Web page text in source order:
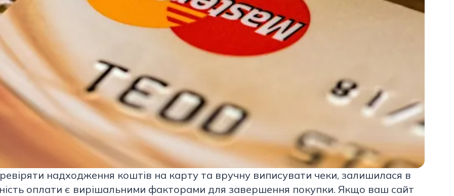
надходження коштів на карту та вручну виписувати чеки, залишилася в
оплати є вирішальними факторами для завершення покупки. Якщо ваш сайт